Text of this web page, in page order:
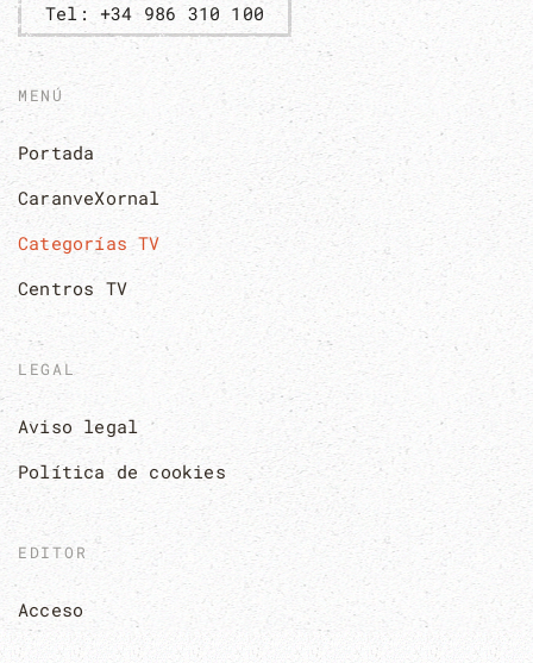
Tel: +34 986 310 100
MENÚ
Portada
CaranveXornal
Categorías TV
Centros TV
LEGAL
Aviso legal
Política de cookies
EDITOR
Acceso